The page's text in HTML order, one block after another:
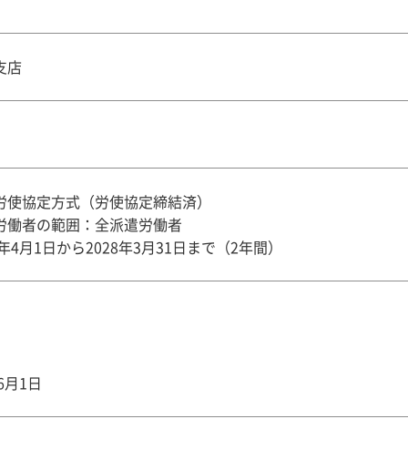
店
協定方式（労使協定締結済）
働者の範囲：全派遣労働者
4月1日から2028年3月31日まで（2年間）
1日